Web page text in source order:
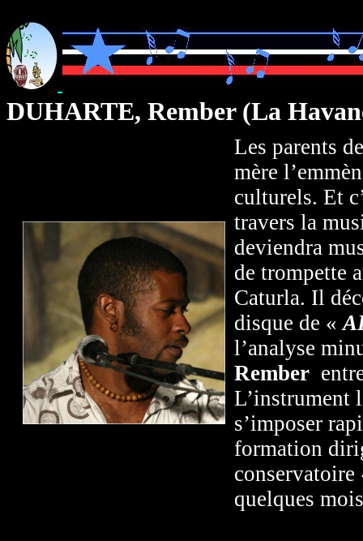
DUHARTE, Rember (La
Les parents
mère
culturels. Et
travers la
deviendra
de trompette
Caturla. Il
disque de «
l’analyse
Remberentre
L’instrument
s’imposer
formation
quelques